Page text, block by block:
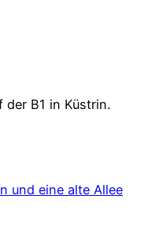
der B1 in Küstrin.